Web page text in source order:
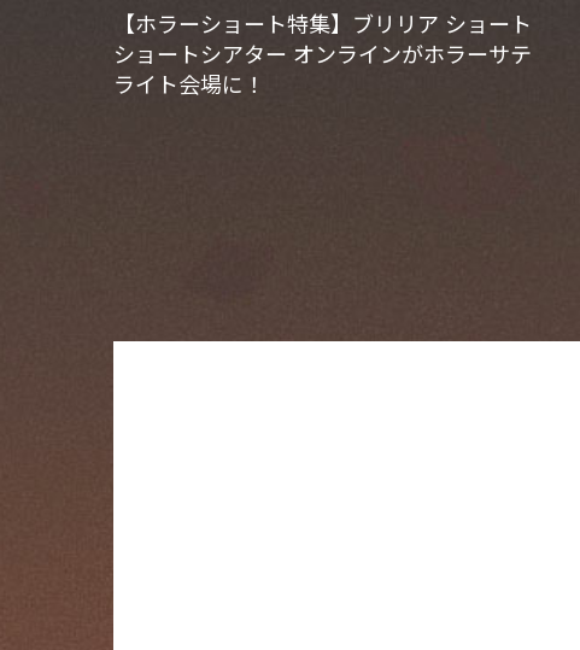
【ホラーショート特集】ブリリア ショート
ショートシアター オンラインがホラーサテ
ライト会場に！